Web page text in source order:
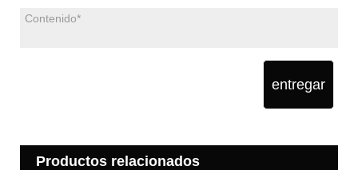
entregar
Productos relacionados